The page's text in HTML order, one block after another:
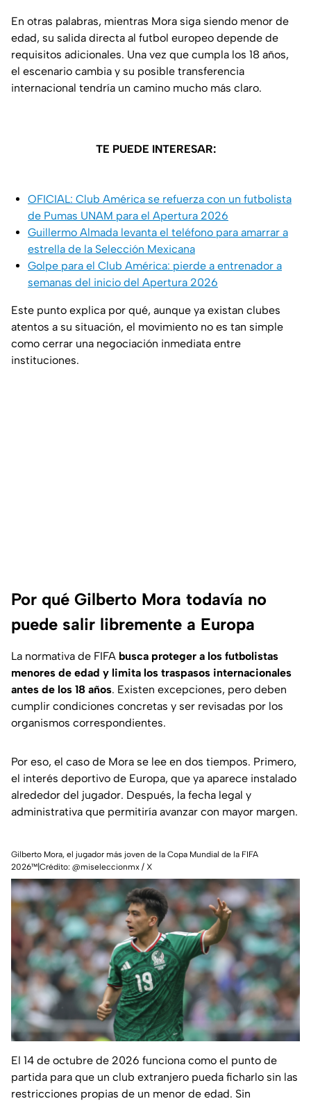
En otras palabras, mientras Mora siga siendo menor de
edad, su salida directa al futbol europeo depende de
requisitos adicionales. Una vez que cumpla los 18 años,
el escenario cambia y su posible transferencia
internacional tendría un camino mucho más claro.
TE PUEDE INTERESAR:
OFICIAL: Club América se refuerza con un futbolista
de Pumas UNAM para el Apertura 2026
Guillermo Almada levanta el teléfono para amarrar a
estrella de la Selección Mexicana
Golpe para el Club América: pierde a entrenador a
semanas del inicio del Apertura 2026
Este punto explica por qué, aunque ya existan clubes
atentos a su situación, el movimiento no es tan simple
como cerrar una negociación inmediata entre
instituciones.
Por qué Gilberto Mora todavía no
puede salir libremente a Europa
La normativa de FIFA busca proteger a los futbolistas
menores de edad y limita los traspasos internacionales
antes de los 18 años. Existen excepciones, pero deben
cumplir condiciones concretas y ser revisadas por los
organismos correspondientes.
Por eso, el caso de Mora se lee en dos tiempos. Primero,
el interés deportivo de Europa, que ya aparece instalado
alrededor del jugador. Después, la fecha legal y
administrativa que permitiría avanzar con mayor margen.
Gilberto Mora, el jugador más joven de la Copa Mundial de la FIFA
2026™|Crédito: @miseleccionmx / X
El 14 de octubre de 2026 funciona como el punto de
partida para que un club extranjero pueda ficharlo sin las
restricciones propias de un menor de edad. Sin